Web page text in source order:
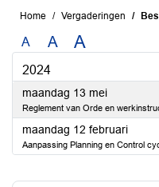
Home Vergaderingen
A A A
2024
maandag 13 mei2024
Reglement van Orde en
maandag 12 februari2024
Aanpassing Planning en Control